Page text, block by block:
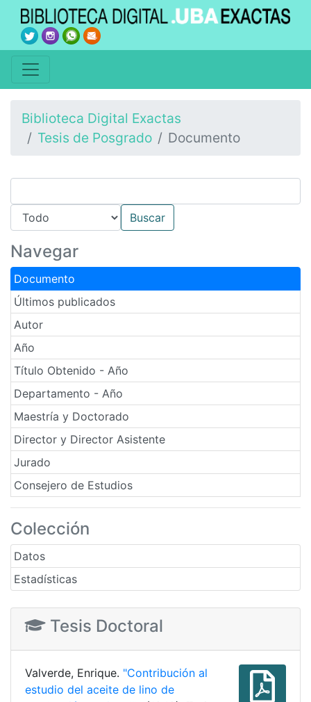
Biblioteca Digital Exactas
Tesis de Posgrado
Documento
Navegar
Documento
Últimos publicados
Autor
Año
Título Obtenido - Año
Departamento - Año
Maestría y Doctorado
Director y Director Asistente
Jurado
Consejero de Estudios
Colección
Datos
Estadísticas
Tesis Doctoral
Valverde, Enrique. "Contribución al
estudio del aceite de lino de